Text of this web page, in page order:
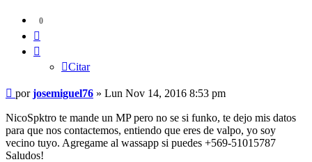
0
Citar
Mensaje
porjosemiguel76 » Lun Nov 14, 2016 8:53 pm
NicoSpktro te mande un MP pero no se si funko, te dejo mis datos
para que nos contactemos, entiendo que eres de valpo, yo soy
vecino tuyo. Agregame al wassapp si puedes +569-51015787
Saludos!